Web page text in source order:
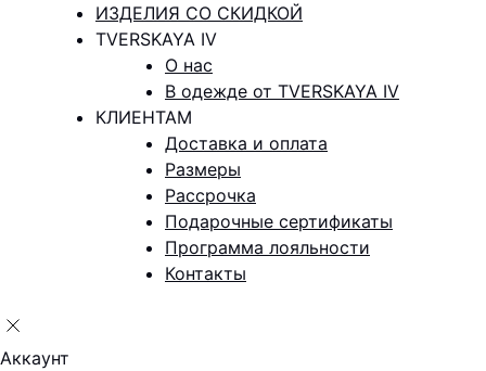
ИЗДЕЛИЯ СО СКИДКОЙ
TVERSKAYA IV
О нас
В одежде от TVERSKAYA IV
КЛИЕНТАМ
Доставка и оплата
Размеры
Рассрочка
Подарочные сертификаты
Программа лояльности
Контакты
Аккаунт